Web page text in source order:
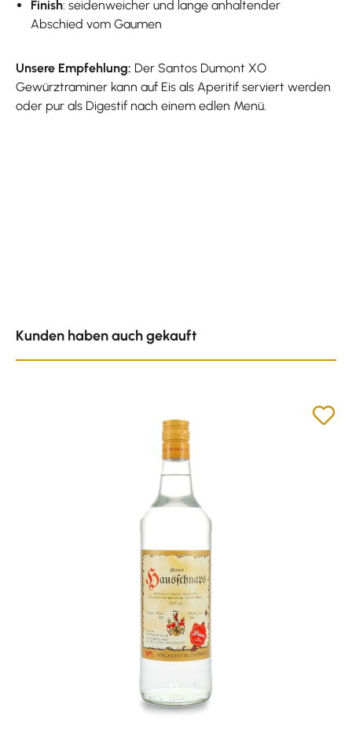
Finish: seidenweicher und lange anhaltender
Abschied vom Gaumen
Unsere Empfehlung: Der Santos Dumont XO
Gewürztraminer kann auf Eis als Aperitif serviert werden
oder pur als Digestif nach einem edlen Menü.
Kunden haben auch gekauft